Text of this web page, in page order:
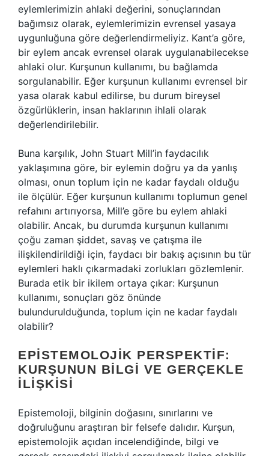
eylemlerimizin ahlaki değerini, sonuçlarından
bağımsız olarak, eylemlerimizin evrensel yasaya
uygunluğuna göre değerlendirmeliyiz. Kant’a göre,
bir eylem ancak evrensel olarak uygulanabilecekse
ahlaki olur. Kurşunun kullanımı, bu bağlamda
sorgulanabilir. Eğer kurşunun kullanımı evrensel bir
yasa olarak kabul edilirse, bu durum bireysel
özgürlüklerin, insan haklarının ihlali olarak
değerlendirilebilir.
Buna karşılık, John Stuart Mill’in faydacılık
yaklaşımına göre, bir eylemin doğru ya da yanlış
olması, onun toplum için ne kadar faydalı olduğu
ile ölçülür. Eğer kurşunun kullanımı toplumun genel
refahını artırıyorsa, Mill’e göre bu eylem ahlaki
olabilir. Ancak, bu durumda kurşunun kullanımı
çoğu zaman şiddet, savaş ve çatışma ile
ilişkilendirildiği için, faydacı bir bakış açısının bu tür
eylemleri haklı çıkarmadaki zorlukları gözlemlenir.
Burada etik bir ikilem ortaya çıkar: Kurşunun
kullanımı, sonuçları göz önünde
bulundurulduğunda, toplum için ne kadar faydalı
olabilir?
EPISTEMOLOJIK PERSPEKTIF:
KURŞUNUN BILGI VE GERÇEKLE
İLIŞKISI
Epistemoloji, bilginin doğasını, sınırlarını ve
doğruluğunu araştıran bir felsefe dalıdır. Kurşun,
epistemolojik açıdan incelendiğinde, bilgi ve